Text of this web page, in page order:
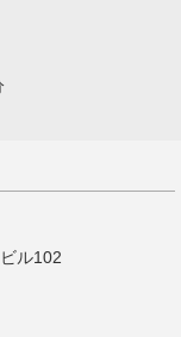
ル102